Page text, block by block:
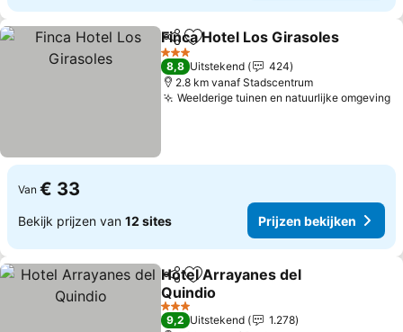
DelenToevoegen aan favorieten
Finca Hotel Los Girasoles
3 Sterren
8,8 Uitstekend
424
2.8 km vanaf Stadscentrum
Weelderige tuinen en natuurlijke omgeving
Van € 33
Bekijk prijzen van 12 sites Prijzen bekijken
DelenToevoegen aan favorieten
Hotel Arrayanes del
Quindio
3 Sterren
9,2 Uitstekend
1.278